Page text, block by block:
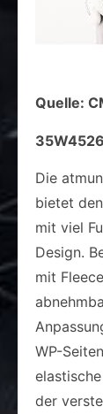
Quelle:
Die
bietet
mit viel
Design.
mit
WP-
der